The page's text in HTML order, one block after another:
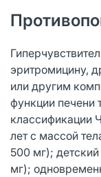
эритромицину,
или другим
функции печени
классификации
лет с массой
500 мг); детский
мг);